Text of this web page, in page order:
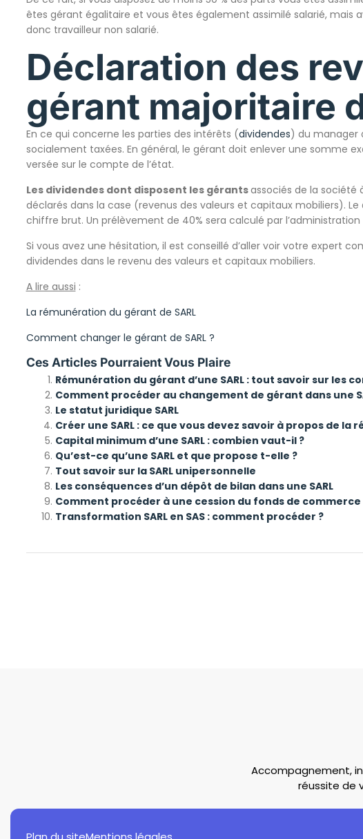
êtes gérant égalitaire et vous êtes également assimilé salarié, mais
donc travailleur non salarié.
Déclaration des
gérant majoritaire
En ce qui concerne les parties des intérêts (dividendes) du manager
socialement taxées. En général, le gérant doit enlever une somme
versée sur le compte de l’état.
Les dividendes dont disposent les gérantsassociés de la société
déclarés dans la case (revenus des valeurs et capitaux mobiliers).
chiffre brut. Un prélèvement de 40% sera calculé par
Si vous avez une hésitation, il est conseillé d’aller voir votre expert
dividendes dans le revenu des valeurs et capitaux mobiliers.
A lire aussi :
La rémunération du gérant de SARL
Comment changer le gérant de SARL ?
Ces Articles Pourraient Vous Plaire
Rémunération du gérant d’une SARL : tout savoir sur les
Comment procéder au changement de gérant dans une
Le statut juridique SARL
Créer une SARL : ce que vous devez savoir à propos de la
Capital minimum d’une SARL : combien vaut-il ?
Qu’est-ce qu’une SARL et que propose t-elle ?
Tout savoir sur la SARL unipersonnelle
Les conséquences d’un dépôt de bilan dans une SARL
Comment procéder à une cession du fonds de commerce
Transformation SARL en SAS : comment procéder ?
Accompagnement,
réussite de